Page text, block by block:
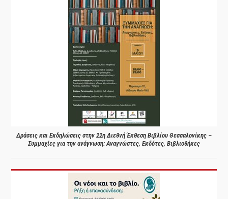
Δράσεις και Εκδηλώσεις στην 22η Διεθνή Έκθεση Βιβλίου Θεσσαλονίκης –
Συμμαχίες για την ανάγνωση: Αναγνώστες, Εκδότες, Βιβλιοθήκες